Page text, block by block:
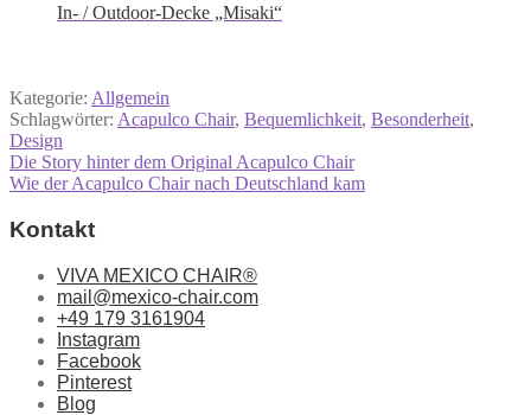
In- / Outdoor-Decke „Misaki“
Kategorie: Allgemein
Schlagwörter: Acapulco Chair, Bequemlichkeit, Besonderheit,
Design
Beitragsnavigation
Vorheriger
Beitrag:
Die Story hinter dem Original Acapulco Chair
Nächster
Wie der Acapulco Chair nach Deutschland kam
Kontakt
VIVA MEXICO CHAIR®
mail@mexico-chair.com
+49 179 3161904
Instagram
Facebook
Pinterest
Blog